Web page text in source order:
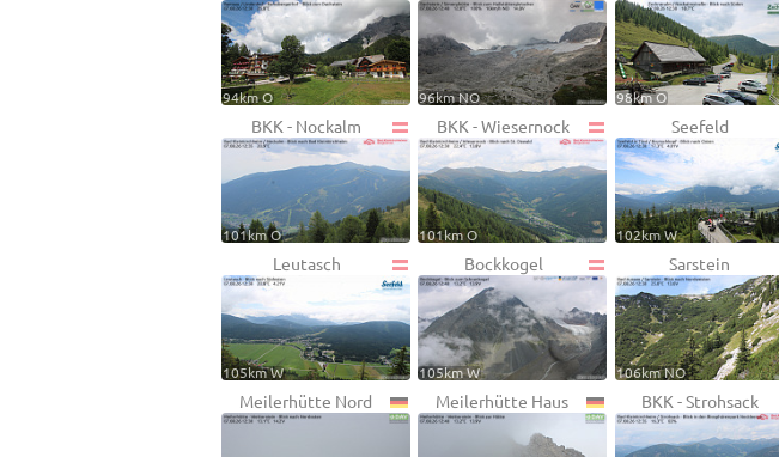
94km O 96km NO 98km O
BKK - Nockalm
101km O
BKK - Wiesernock
101km O
Seefeld
102km W
Leutasch
105km W
Bockkogel
105km W
Sarstein
106km NO
Meilerhütte Nord Meilerhütte Haus BKK - Strohsack